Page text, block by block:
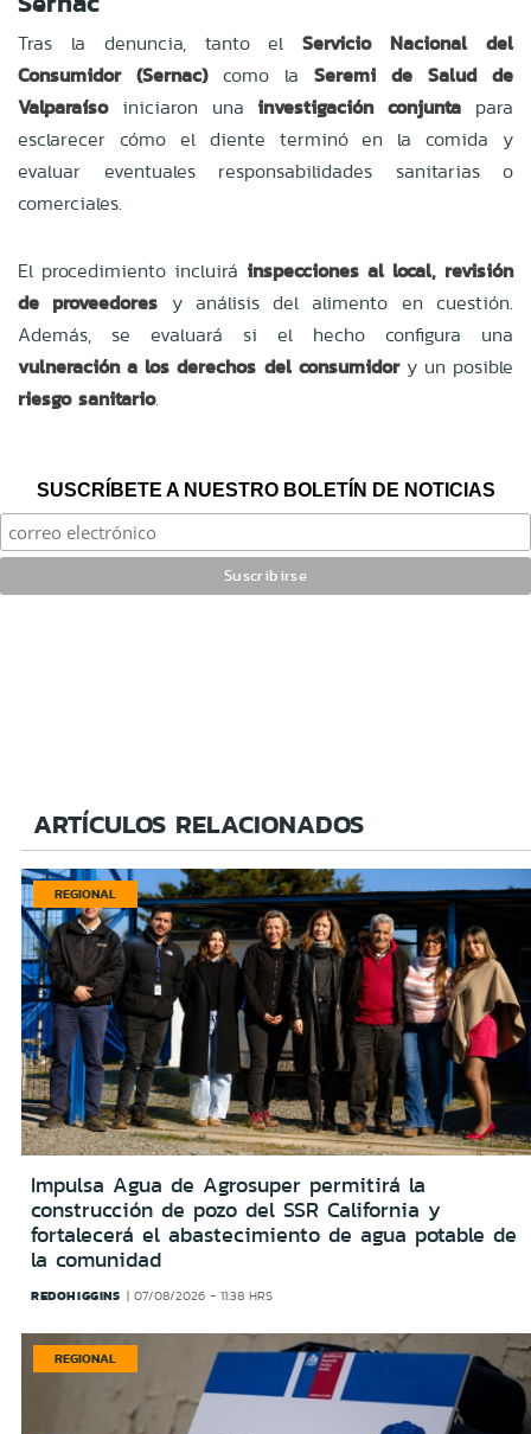
Tras la denuncia, tanto elServicio Nacional del
Consumidor (Sernac)como la Seremi de Salud de
Valparaísoiniciaron una investigación conjunta para
esclarecer cómo el diente terminó en la comida y
evaluar eventuales responsabilidades sanitarias o
comerciales.
El procedimiento incluirá inspecciones al local, revisión
de proveedores y análisis del alimento en cuestión.
Además, se evaluará si el hecho configura una
vulneración a los derechos del consumidory un posible
riesgo sanitario.
SUSCRÍBETE A NUESTRO BOLETÍN DE NOTICIAS
ARTÍCULOS RELACIONADOS
REGIONAL
Impulsa Agua de Agrosuper permitirá la
construcción de pozo del SSR California y
fortalecerá el abastecimiento de agua potable de
la comunidad
REDOHIGGINS 07/08/2026 - 11:38 HRS
REGIONAL